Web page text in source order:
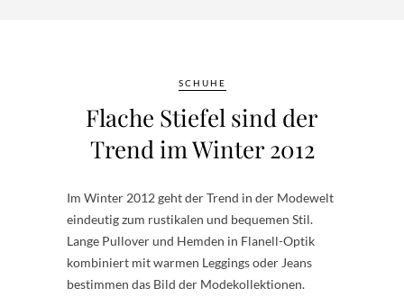
SCHUHE
Flache Stiefel sind der
Trend im Winter 2012
Im Winter 2012 geht der Trend in der Modewelt
eindeutig zum rustikalen und bequemen Stil.
Lange Pullover und Hemden in Flanell-Optik
kombiniert mit warmen Leggings oder Jeans
bestimmen das Bild der Modekollektionen.